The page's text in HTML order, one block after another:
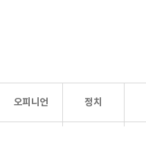
오피니언 정치